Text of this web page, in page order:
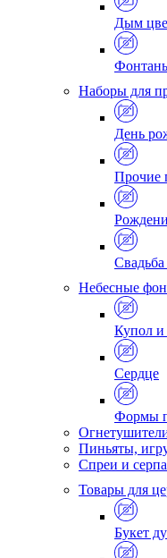
Дым
Наборы для
День
Прочие
Небесные
Купол и
Сердце
Формы
Пиньяты,
Спреи и
Товары для
Букет